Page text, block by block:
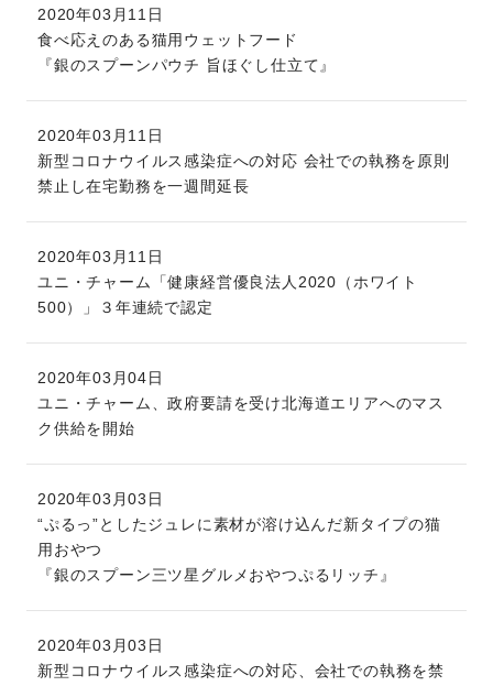
2020年03月11日
食べ応えのある猫用ウェットフード
『銀のスプーンパウチ 旨ほぐし仕立て』
2020年03月11日
新型コロナウイルス感染症への対応 会社での執務を原則
禁止し在宅勤務を一週間延長
2020年03月11日
ユニ・チャーム「健康経営優良法人2020（ホワイト
500）」３年連続で認定
2020年03月04日
ユニ・チャーム、政府要請を受け北海道エリアへのマス
ク供給を開始
2020年03月03日
“ぷるっ”としたジュレに素材が溶け込んだ新タイプの猫
用おやつ
『銀のスプーン三ツ星グルメおやつぷるリッチ』
2020年03月03日
新型コロナウイルス感染症への対応、会社での執務を禁